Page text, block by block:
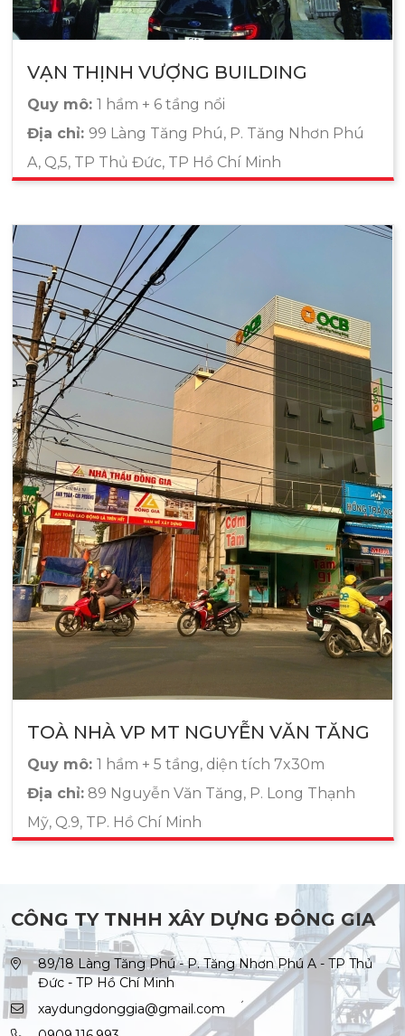
VẠN THỊNH VƯỢNG BUILDING
Quy mô: 1 hầm + 6 tầng nổi
Địa chỉ: 99 Làng Tăng Phú, P. Tăng Nhơn Phú
A, Q,5, TP Thủ Đức, TP Hồ Chí Minh
TOÀ NHÀ VP MT NGUYỄN VĂN TĂNG
Quy mô: 1 hầm + 5 tầng, diện tích 7x30m
Địa chỉ: 89 Nguyễn Văn Tăng, P. Long Thạnh
Mỹ, Q.9, TP. Hồ Chí Minh
CÔNG TY TNHH XÂY DỰNG ĐÔNG GIA
89/18 Làng Tăng Phú - P. Tăng Nhơn Phú A - TP Thủ
Đức - TP Hồ Chí Minh
xaydungdonggia@gmail.com